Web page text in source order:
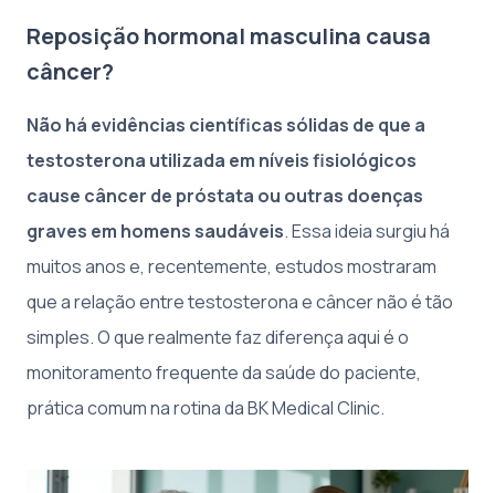
Reposição hormonal masculina causa
câncer?
Não há evidências científicas sólidas de que a
testosterona utilizada em níveis fisiológicos
cause câncer de próstata ou outras doenças
graves em homens saudáveis. Essa ideia surgiu há
muitos anos e, recentemente, estudos mostraram
que a relação entre testosterona e câncer não é tão
simples. O que realmente faz diferença aqui é o
monitoramento frequente da saúde do paciente,
prática comum na rotina da BK Medical Clinic.